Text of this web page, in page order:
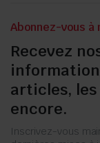
Abonnez-vous
Recevez
articles,
encore.
Inscrivez-vous